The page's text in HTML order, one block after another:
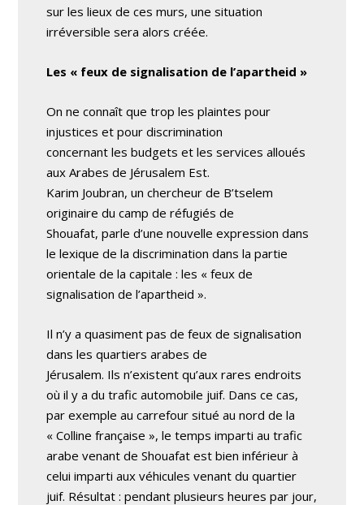
sur les lieux de ces murs, une situation
irréversible sera alors créée.
Les « feux de signalisation de l’apartheid »
On ne connaît que trop les plaintes pour
injustices et pour discrimination
concernant les budgets et les services alloués
aux Arabes de Jérusalem Est.
Karim Joubran, un chercheur de B’tselem
originaire du camp de réfugiés de
Shouafat, parle d’une nouvelle expression dans
le lexique de la discrimination dans la partie
orientale de la capitale : les « feux de
signalisation de l’apartheid ».
Il n’y a quasiment pas de feux de signalisation
dans les quartiers arabes de
Jérusalem. Ils n’existent qu’aux rares endroits
où il y a du trafic automobile juif. Dans ce cas,
par exemple au carrefour situé au nord de la
« Colline française », le temps imparti au trafic
arabe venant de Shouafat est bien inférieur à
celui imparti aux véhicules venant du quartier
juif. Résultat : pendant plusieurs heures par jour,